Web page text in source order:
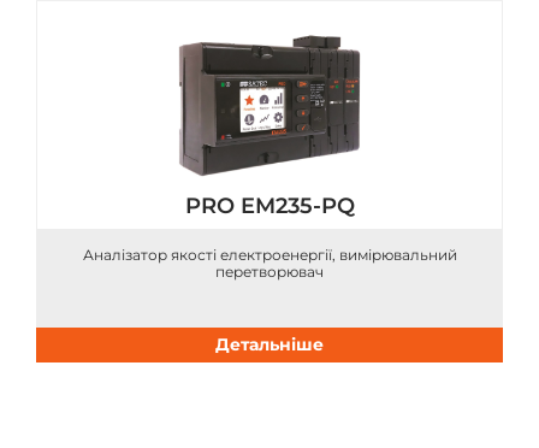
PRO EM235-PQ
Аналізатор якості електроенергії, вимірювальний
перетворювач
Детальніше